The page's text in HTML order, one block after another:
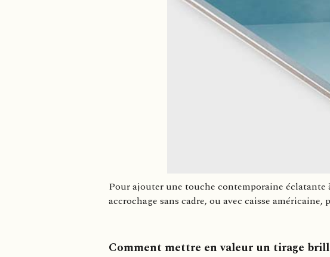
Pour ajouter une touche contemporaine
accrochage sans cadre, ou avec caisse
Comment mettre en valeur un tirage